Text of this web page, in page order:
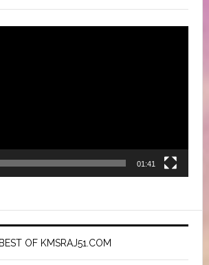
01:41
BEST OF KMSRAJ51.COM